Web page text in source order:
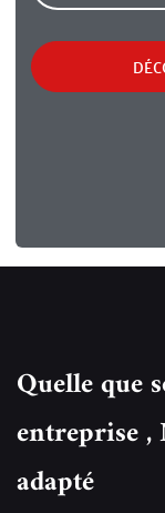
Quelle que
entreprise ,
adapté